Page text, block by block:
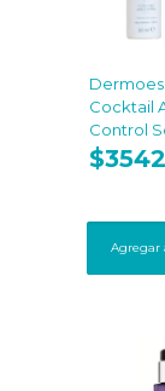
Cocktail
Control
$
Agregar